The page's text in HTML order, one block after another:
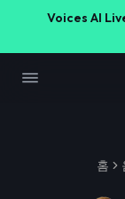
Voices AI
홈